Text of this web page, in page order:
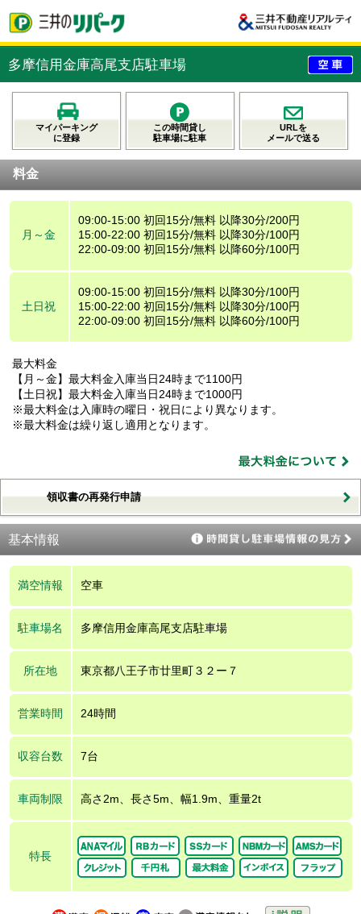
多摩信用金庫高尾支店駐車場
マイパーキング
に登録
この時間貸し
駐車場に駐車
URLを
メールで送る
料金
月～金
09:00-15:00 初回15分/無料 以降30分/200円
15:00-22:00 初回15分/無料 以降30分/100円
22:00-09:00 初回15分/無料 以降60分/100円
土日祝
09:00-15:00 初回15分/無料 以降30分/100円
15:00-22:00 初回15分/無料 以降30分/100円
22:00-09:00 初回15分/無料 以降60分/100円
最大料金
【月～金】最大料金入庫当日24時まで1100円
【土日祝】最大料金入庫当日24時まで1000円
※最大料金は入庫時の曜日・祝日により異なります。
※最大料金は繰り返し適用となります。
領収書の再発行申請
基本情報
満空情報 空車
駐車場名 多摩信用金庫高尾支店駐車場
所在地 東京都八王子市廿里町３２ー７
営業時間 24時間
収容台数 7台
車両制限 高さ2m、長さ5m、幅1.9m、重量2t
特長